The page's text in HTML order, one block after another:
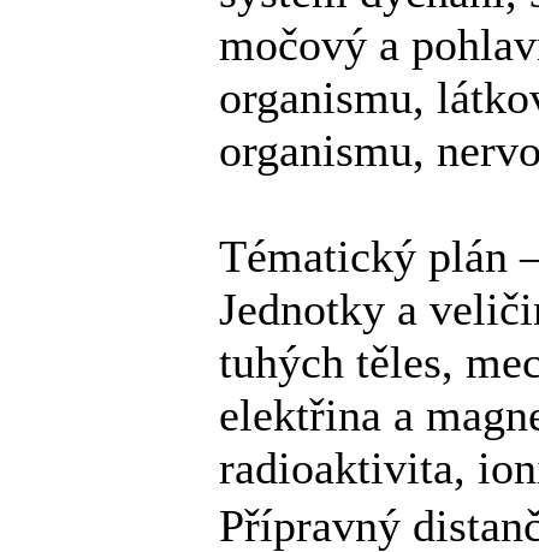
močový a
organismu,
organismu,
Tématický plán
Jednotky a
tuhých těles,
elektřina a
radioaktivita,
Přípravný